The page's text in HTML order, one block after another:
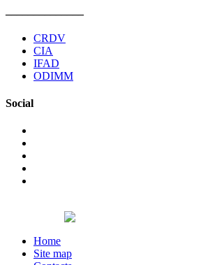
CRDV
CIA
IFAD
ODIMM
Social
Home
Site map